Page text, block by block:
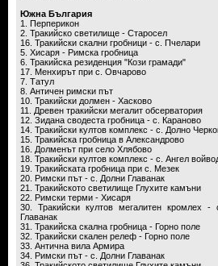
Южна България
1. Перперикон
2. Тракийско светилище - Старосел
16. Тракийски скални гробници - с. Пчелари
5. Хисаря - Римска гробница
6. Тракийска резиденция "Кози грамади"
17. Mенхирът при с. Овчарово
7. Татул
8. Античен римски път
10. Тракийски долмен - Хасково
11. Древен тракийски мегалит обсерватория
12. Зидана сводеста гробница - с. Караново
14. Тракийски култов комплекс - с. Долно
15. Тракийска гробница в Александрово
16. Долменът при село Хлябово
18. Тракийски култов комплекс - с. Ангел
19. Тракийската гробница при с. Мезек
20. Римски път - с. Долни Главанак
21. Тракийското светилище Глухите камъни
22. Римски терми - Хисаря
30. Тракийски култов мегалитен кромлех -
Главанак
31. Тракийска скална гробница - Горно поле
32. Тракийски скален релеф - Горно поле
33. Антична вила Армира
34. Римски път - с. Долни Главанак